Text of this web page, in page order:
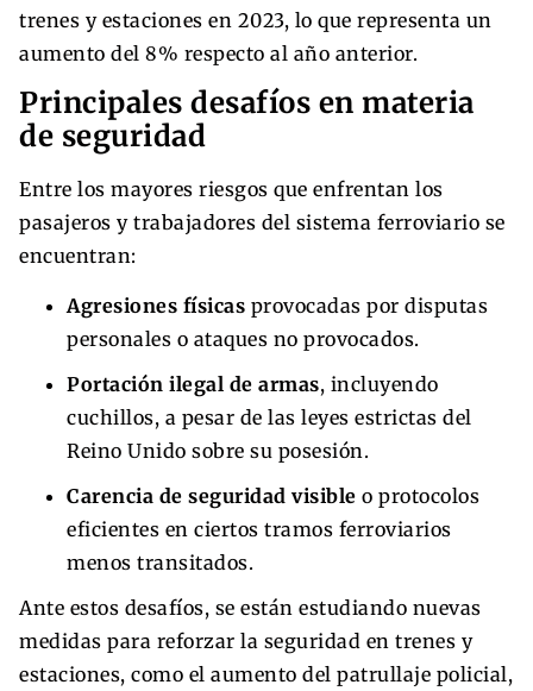
trenes y estaciones en 2023, lo que representa un
aumento del 8% respecto al año anterior.
Principales desafíos en materia
de seguridad
Entre los mayores riesgos que enfrentan los
pasajeros y trabajadores del sistema ferroviario se
encuentran:
Agresiones físicas provocadas por disputas
personales o ataques no provocados.
Portación ilegal de armas, incluyendo
cuchillos, a pesar de las leyes estrictas del
Reino Unido sobre su posesión.
Carencia de seguridad visible o protocolos
eficientes en ciertos tramos ferroviarios
menos transitados.
Ante estos desafíos, se están estudiando nuevas
medidas para reforzar la seguridad en trenes y
estaciones, como el aumento del patrullaje policial,